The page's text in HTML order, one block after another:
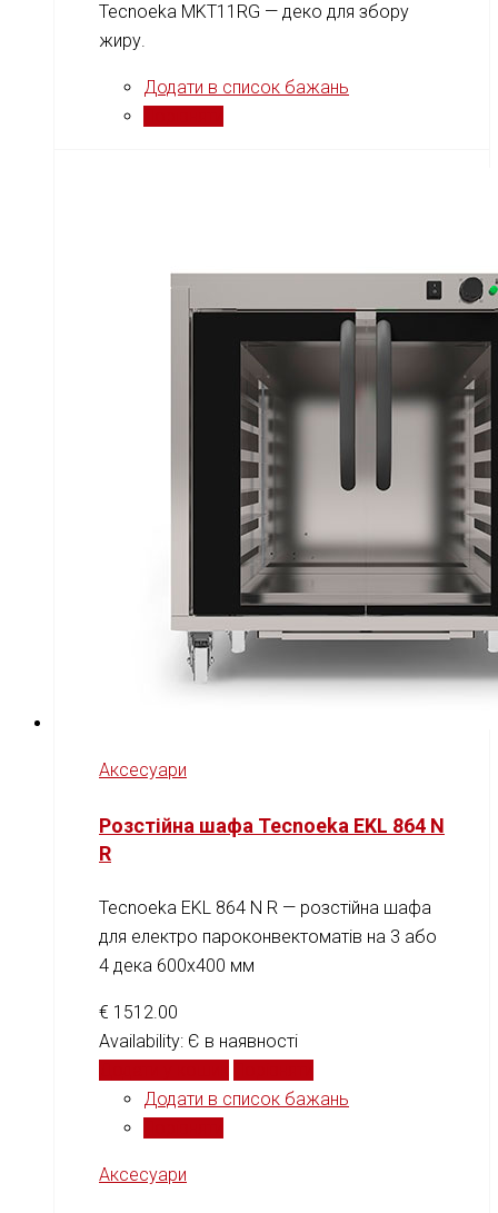
Tecnoeka MKT11RG — деко для збору
жиру.
Додати в список бажань
Аксесуари
Розстійна шафа Tecnoeka EKL 864 N
R
Tecnoeka EKL 864 N R — розстійна шафа
для електро пароконвектоматів на 3 або
4 дека 600x400 мм
€ 1512.00
Availability: Є в наявності
Додати в список бажань
Аксесуари